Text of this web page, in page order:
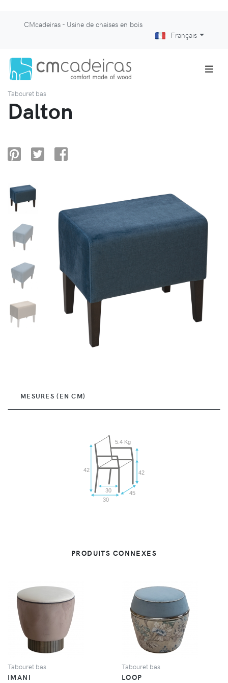
CMcadeiras - Usine de chaises en bois
Français
Tabouret bas
Dalton
MESURES (EN CM)
42
30
30
45
42
5.4 Kg
PRODUITS CONNEXES
Tabouret bas
IMANI
VUE
Tabouret bas
LOOP